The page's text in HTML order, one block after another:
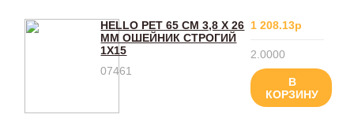
HELLO PET 65 СМ 3,8 Х 26
ММ ОШЕЙНИК СТРОГИЙ
1Х15
07461
1 208.13р
2.0000
В
КОРЗИНУ